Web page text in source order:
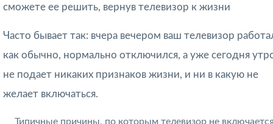
сможете ее решить, вернув телевизор к жизни
Часто бывает так: вчера вечером ваш телевизор
как обычно, нормально отключился, а уже сегодня
не подает никаких признаков жизни, и ни в какую не
желает включаться.
Типичные причины, по которым телевизор не